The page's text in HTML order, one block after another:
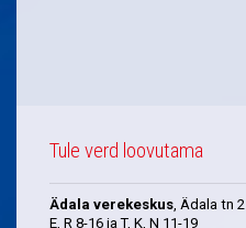
Tule verd loovutama
Ädala verekeskus, Ädala tn 2
E, R 8-16 ja T, K, N 11-19